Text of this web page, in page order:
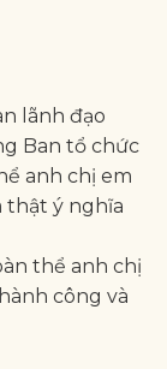
lãnh đạo
Ban tổ chức
anh chị em
thật ý nghĩa
thể anh chị
công và